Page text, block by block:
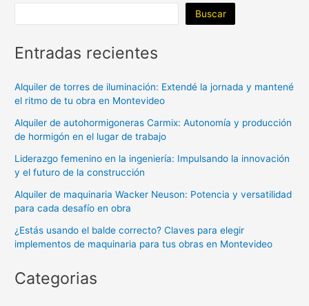
Buscar
Entradas recientes
Alquiler de torres de iluminación: Extendé la jornada y mantené
el ritmo de tu obra en Montevideo
Alquiler de autohormigoneras Carmix: Autonomía y producción
de hormigón en el lugar de trabajo
Liderazgo femenino en la ingeniería: Impulsando la innovación
y el futuro de la construcción
Alquiler de maquinaria Wacker Neuson: Potencia y versatilidad
para cada desafío en obra
¿Estás usando el balde correcto? Claves para elegir
implementos de maquinaria para tus obras en Montevideo
Categorias